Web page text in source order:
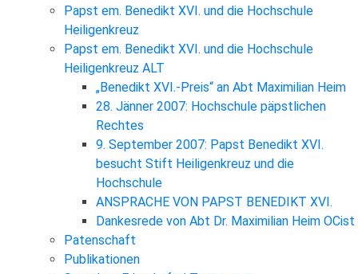
Papst em. Benedikt XVI. und die Hochschule
Heiligenkreuz
Papst em. Benedikt XVI. und die Hochschule
Heiligenkreuz ALT
„Benedikt XVI.-Preis“ an Abt Maximilian Heim
28. Jänner 2007: Hochschule päpstlichen
Rechtes
9. September 2007: Papst Benedikt XVI.
besucht Stift Heiligenkreuz und die
Hochschule
ANSPRACHE VON PAPST BENEDIKT XVI.
Dankesrede von Abt Dr. Maximilian Heim OCist
Patenschaft
Publikationen